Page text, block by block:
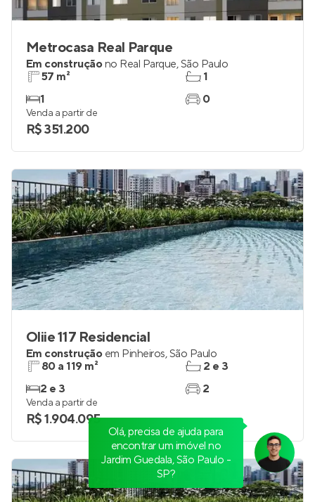
Metrocasa Real Parque
Em construçãono Real Parque,São Paulo
57 m²
1
1
0
Venda a partir de
R$ 351.200
Oliie 117 Residencial
Em construção em Pinheiros,São Paulo
80 a 119 m²
2 e 3
2 e 3
2
Venda a partir de
R$ 1.904.095
Olá, precisa de ajuda para
encontrar um imóvel no
Jardim Guedala, São Paulo -
SP?